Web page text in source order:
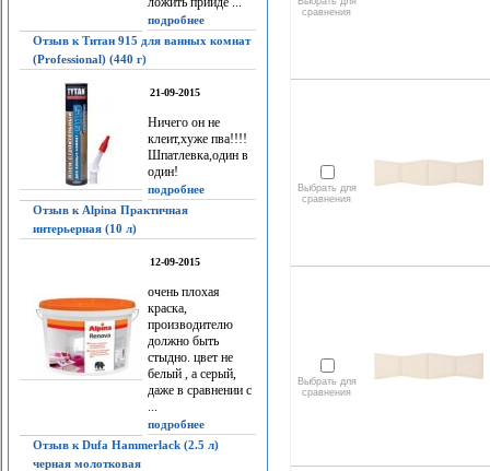
подробнее
Отзыв к Титан 915 для ванных комнат
(Professional) (440 г)
21-09-2015
Ничего он не
клеит,хуже пва!!!!
Шпатлевка,один в
один!
подробнее
Отзыв к Alpina Практичная
интерьерная (10 л)
12-09-2015
очень плохая
краска,
производителю
должно быть
стыдно. цвет не
белый , а серый,
даже в сравнении с
...
подробнее
Отзыв к Dufa Hammerlack (2.5 л)
черная молотковая
сравнения
Выбрать для
сравнения
Выбрать для
сравнения